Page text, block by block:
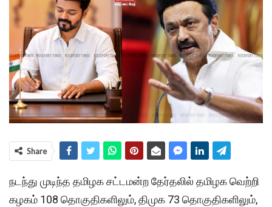
Share
நடந்து முடிந்த தமிழக சட்டமன்ற தேர்தலில் தமிழக வெற்றி
கழகம் 108 தொகுதிகளிலும், திமுக 73 தொகுதிகளிலும்,